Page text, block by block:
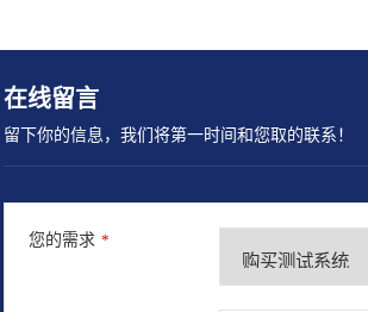
在线留言
留下你的信息，我们将第一时间和您取的联系！
您的需求 *